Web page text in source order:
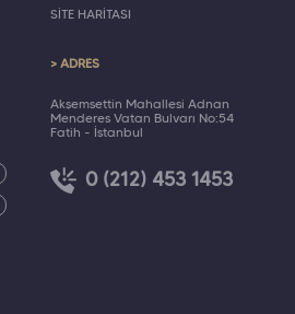
SİTE HARİTASI
> ADRES
Akşemsettin Mahallesi Adnan
Menderes Vatan Bulvarı No:54
Fatih - İstanbul
0 (212) 453 1453